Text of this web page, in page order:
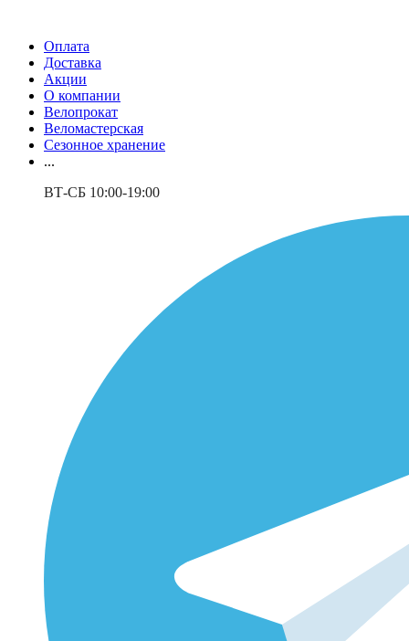
Оплата
Доставка
Акции
О компании
Велопрокат
Веломастерская
Сезонное хранение
...
ВТ-СБ 10:00-19:00